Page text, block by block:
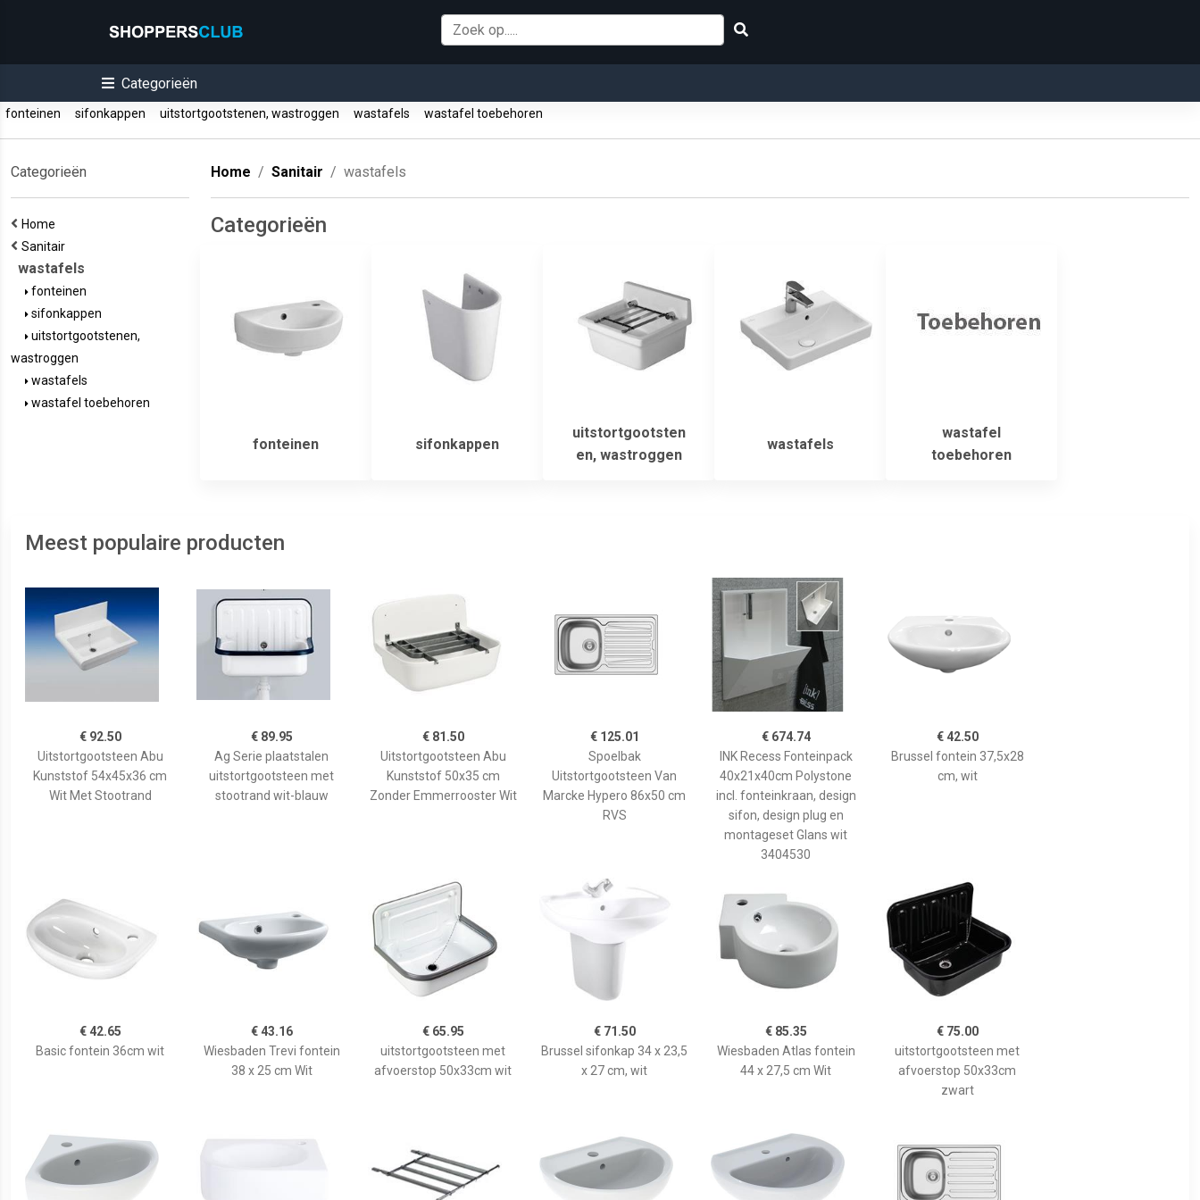
Categorieën
fonteinen sifonkappen uitstortgootstenen, wastroggen wastafels wastafel toebehoren
Categorieën
Home
Sanitair
wastafels
fonteinen
sifonkappen
uitstortgootstenen,
wastroggen
wastafels
wastafel toebehoren
Home Sanitair wastafels
Categorieën
fonteinen sifonkappen
uitstortgootsten
en, wastroggen
wastafels
wastafel
toebehoren
Meest populaire producten
€ 92.50
Uitstortgootsteen Abu
Kunststof 54x45x36 cm
Wit Met Stootrand
€ 89.95
Ag Serie plaatstalen
uitstortgootsteen met
stootrand wit-blauw
€ 81.50
Uitstortgootsteen Abu
Kunststof 50x35 cm
Zonder Emmerrooster Wit
€ 125.01
Spoelbak
Uitstortgootsteen Van
Marcke Hypero 86x50 cm
RVS
€ 674.74
INK Recess Fonteinpack
40x21x40cm Polystone
incl. fonteinkraan, design
sifon, design plug en
montageset Glans wit
3404530
€ 42.50
Brussel fontein 37,5x28
cm, wit
€ 42.65
Basic fontein 36cm wit
€ 43.16
Wiesbaden Trevi fontein
38 x 25 cm Wit
€ 65.95
uitstortgootsteen met
afvoerstop 50x33cm wit
€ 71.50
Brussel sifonkap 34 x 23,5
x 27 cm, wit
€ 85.35
Wiesbaden Atlas fontein
44 x 27,5 cm Wit
€ 75.00
uitstortgootsteen met
afvoerstop 50x33cm
zwart